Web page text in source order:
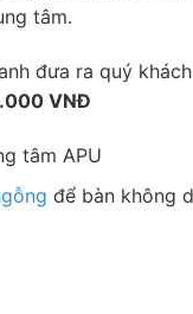
tâm.
đưa ra quý
VNĐ
tâm APU
để bàn không